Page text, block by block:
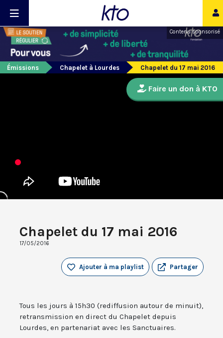
Contenu sponsorisé
Émissions Chapelet à Lourdes Chapelet du 17 mai 2016
Chapelet du 17 mai 2016
17/05/2016
Partager
Ajouter à ma playlist
Tous les jours à 15h30 (rediffusion autour de minuit),
retransmission en direct du Chapelet depuis
Lourdes, en partenariat avec les Sanctuaires.
Faire un don à KTO